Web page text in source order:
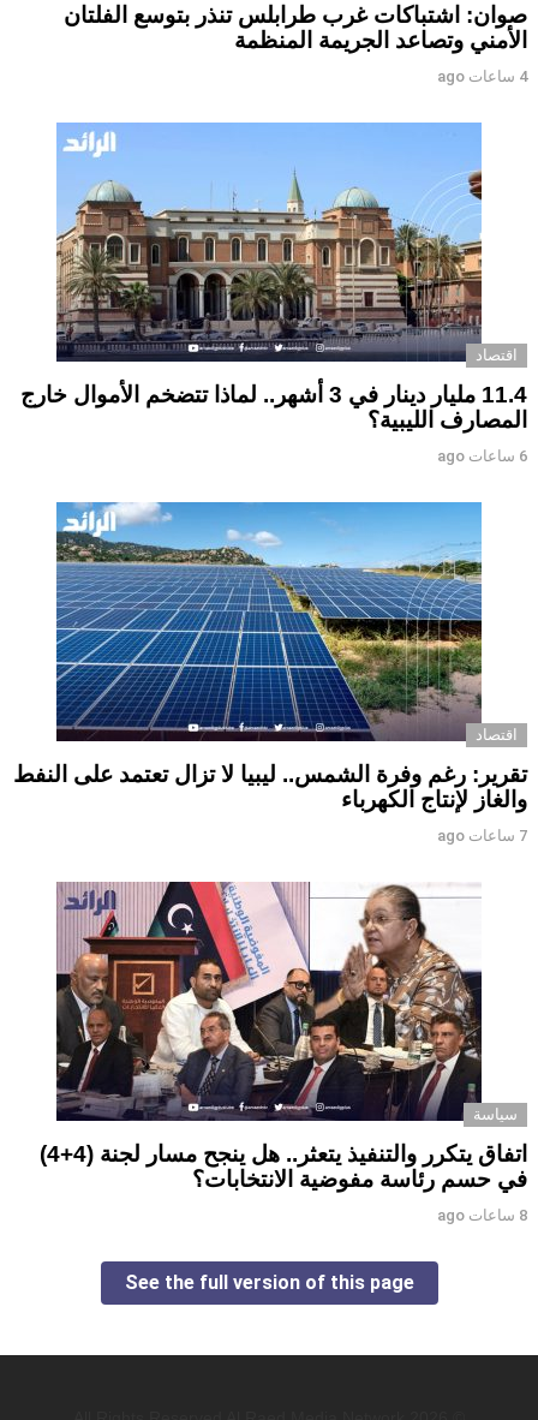
صوان: اشتباكات غرب طرابلس تنذر بتوسع الفلتان
الأمني وتصاعد الجريمة المنظمة
4 ساعات ago
اقتصاد
11.4 مليار دينار في 3 أشهر.. لماذا تتضخم الأموال خارج
المصارف الليبية؟
6 ساعات ago
اقتصاد
تقرير: رغم وفرة الشمس.. ليبيا لا تزال تعتمد على النفط
والغاز لإنتاج الكهرباء
7 ساعات ago
سياسة
اتفاق يتكرر والتنفيذ يتعثر.. هل ينجح مسار لجنة (4+4)
في حسم رئاسة مفوضية الانتخابات؟
8 ساعات ago
See the full version of this page